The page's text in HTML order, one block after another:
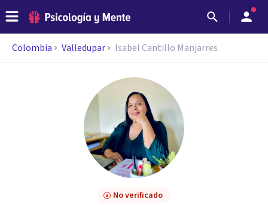
Colombia Valledupar Isabel Cantillo Manjarres
No verificado